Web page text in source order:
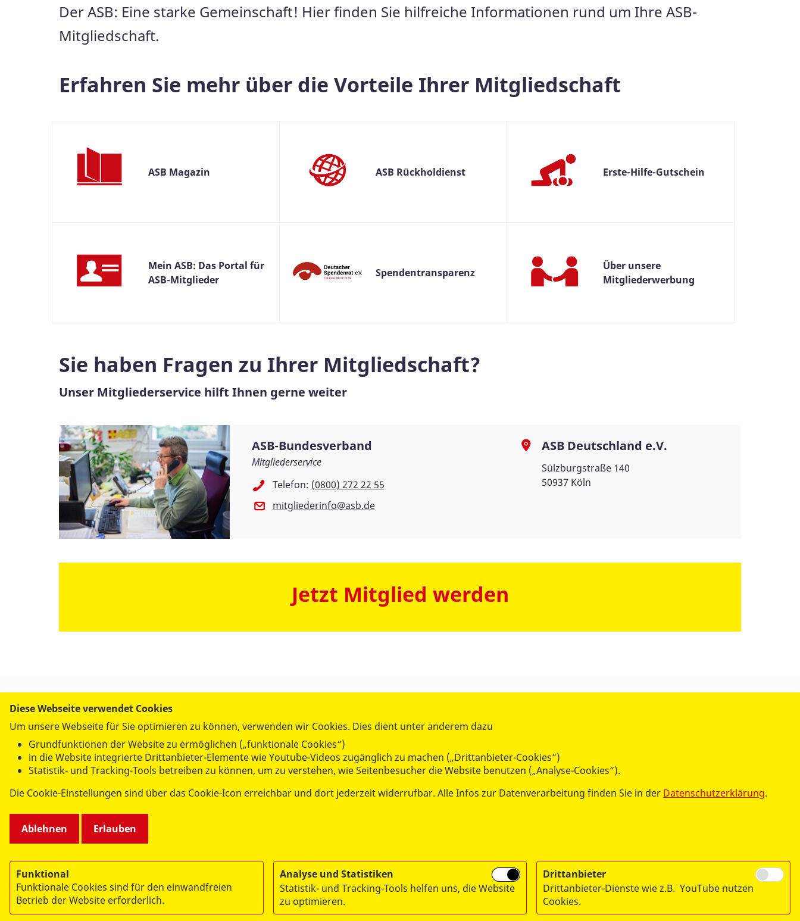
Der ASB: Eine starke Gemeinschaft! Hier finden Sie hilfreiche Informationen rund um Ihre ASB-
Mitgliedschaft.
Erfahren Sie mehr über die Vorteile Ihrer Mitgliedschaft
ASB Magazin ASB Rückholdienst Erste-Hilfe-Gutschein
Mein ASB: Das Portal für
ASB-Mitglieder
Spendentransparenz
Über unsere
Mitgliederwerbung
Sie haben Fragen zu Ihrer Mitgliedschaft?
Unser Mitgliederservice hilft Ihnen gerne weiter
ASB-Bundesverband
Mitgliederservice
Telefon: (0800) 272 22 55
mitgliederinfo@asb.de
ASB Deutschland e.V.
Sülzburgstraße 140
50937 Köln
Jetzt Mitglied werden
Angebote für Menschen mit
Beeinträchtigung
Auslandshilfe
Erste Hilfe
Integration
Kinder, Jugend, Familie
Pflege
Rettungsdienst & Katastrophenschutz
Jetzt spenden
Als Unternehmen helfen
Testament-Spende
Transparenz
Bundesrichtlinien
Diese Webseite verwendet Cookies
Um unsere Webseite für Sie optimieren zu können, verwenden wir Cookies. Dies dient unter anderem dazu
Grundfunktionen der Website zu ermöglichen („funktionale Cookies“)
in die Website integrierte Drittanbieter-Elemente wie Youtube-Videos zugänglich zu machen („Drittanbieter-Cookies“)
Statistik- und Tracking-Tools betreiben zu können, um zu verstehen, wie Seitenbesucher die Website benutzen („Analyse-Cookies“).
Die Cookie-Einstellungen sind über das Cookie-Icon erreichbar und dort jederzeit widerrufbar. Alle Infos zur Datenverarbeitung finden Sie in der Datenschutzerklärung.
Ablehnen Erlauben
Funktional
Funktionale Cookies sind für den einwandfreien
Betrieb der Website erforderlich.
Analyse und Statistiken
Statistik- und Tracking-Tools helfen uns, die Website
zu optimieren.
Drittanbieter
Drittanbieter-Dienste wie z.B. YouTube nutzen
Cookies.